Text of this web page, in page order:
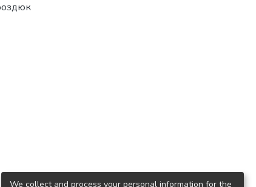
We collect and process your personal information for the